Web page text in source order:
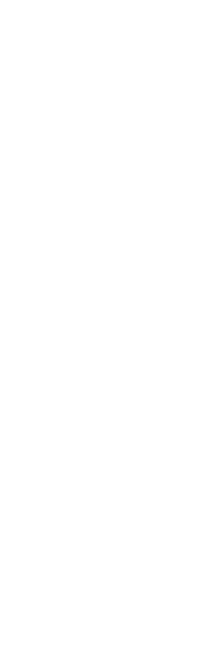
contrat annuel
Angoulême bénéficie de soins
expérimentés. Nous
d’interventions adapté à chaque
jardin soit toujours à son meilleur.
la tonte de pelouse, une étape
bien taillée et uniforme. En
veillons à ce qu’il conserve son
Élimination des
un jardin
Les mauvaises herbes peuvent
compromettre son apparence
se charge donc de l’arrachage
régulière et méticuleuse. Nous
les éliminons de manière
endommager les plantes
jardin à Angoulême sera
Retrait des
propreté
En automne, les feuilles
moyennant un aspect négligé.
feuilles mortes de manière
prêt à affronter l’hiver en
d’entretien, vous pouvez alors
de feuilles et profiter d’un
Débroussaillage